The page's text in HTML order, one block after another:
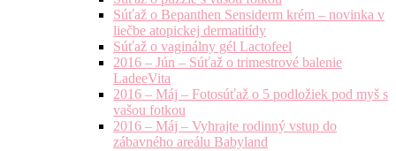
Súťaž o Bepanthen Sensiderm krém – novinka v
liečbe atopickej dermatitídy
Súťaž o vaginálny gél Lactofeel
2016 – Jún – Súťaž o trimestrové balenie
LadeeVita
2016 – Máj – Fotosúťaž o 5 podložiek pod myš s
vašou fotkou
2016 – Máj – Vyhrajte rodinný vstup do
zábavného areálu Babyland